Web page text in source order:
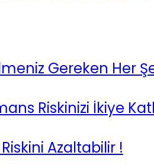
Gereken Her
Riskinizi İkiye
Azaltabilir !